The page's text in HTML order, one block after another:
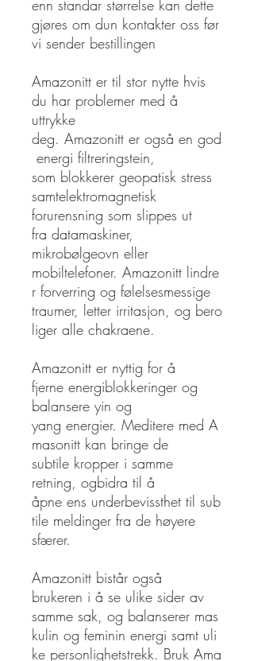
enn standar størrelse kan dette
gjøres om dun kontakter oss før
vi sender bestillingen
Amazonitt er til stor nytte hvis
du har problemer med å
uttrykke
deg. Amazonitt er også en god
energi filtreringstein,
som blokkerer geopatisk stress
samtelektromagnetisk
forurensning som slippes ut
fra datamaskiner,
mikrobølgeovn eller
mobiltelefoner. Amazonitt lindre
r forverring og følelsesmessige
traumer, letter irritasjon, og bero
liger alle chakraene.
Amazonitt er nyttig for å
fjerne energiblokkeringer og
balansere yin og
yang energier. Meditere med A
masonitt kan bringe de
subtile kropper i samme
retning, ogbidra til å
åpne ens underbevissthet til sub
tile meldinger fra de høyere
sfærer.
Amazonitt bistår også
brukeren i å se ulike sider av
samme sak, og balanserer mas
kulin og feminin energi samt uli
ke personlighetstrekk. Bruk Ama